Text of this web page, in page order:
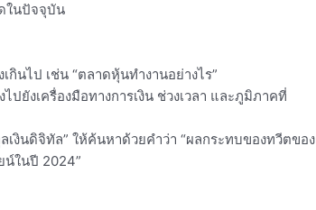
ในปัจจุบัน
นไป เช่น “ตลาดหุ้นทำงานอย่างไร”
ปยังเครื่องมือทางการเงิน ช่วงเวลา และภูมิภาคที่
งินดิจิทัล” ให้ค้นหาด้วยคำว่า “ผลกระทบของทวีตของ
ในปี 2024”